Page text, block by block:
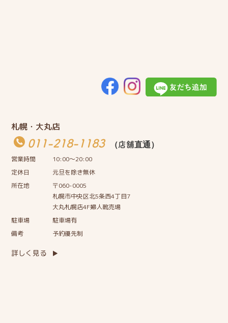
札幌・大丸店
011-218-1183
（店舗直通）
営業時間
10:00〜20:00
定休日
元旦を除き無休
所在地
〒060-0005
札幌市中央区北5条西4丁目7
大丸札幌店4F婦人靴売場
駐車場
駐車場有
備考
予約優先制
詳しく見る